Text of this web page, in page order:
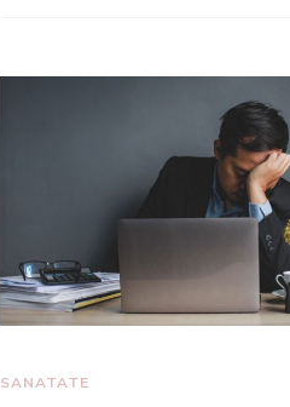
SANATATE